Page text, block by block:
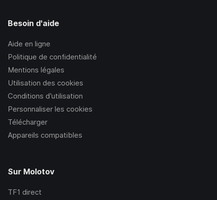
Besoin d'aide
Aide en ligne
Politique de confidentialité
Mentions légales
Utilisation des cookies
Conditions d’utilisation
Personnaliser les cookies
Télécharger
Appareils compatibles
Sur Molotov
TF1 direct